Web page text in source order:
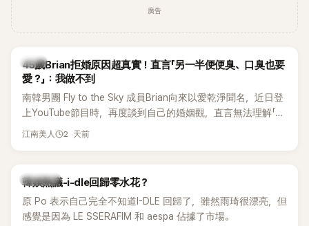
廣告
韓星
45歲Brian拒婚原因超真實！直言「另一半便便臭、口臭也要
愛？」：我做不到
南韓男團 Fly to the Sky 成員Brian向來以愛乾淨聞名，近日登
上YouTube節目時，再度談到自己的婚姻觀，直言無法理解「連
另一半的口臭、便便臭都要愛」這種說法，更大方表明自己是不
江南美人 2 天前
熱議討論
韓娛熱議-i-dle回歸零水花？
原 Po 表示自己完全不知道I-DLE 回歸了，雖然雨琦很漂亮，但
感覺是因為 LE SSERAFIM 和 aespa 佔據了市場。